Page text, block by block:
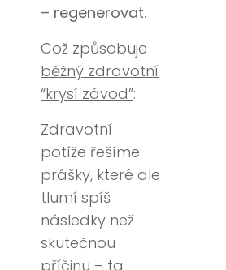
– regenerovat.
Což způsobuje
běžný zdravotní
“krysí závod”:
Zdravotní
potíže řešíme
prášky, které ale
tlumí spíš
následky než
skutečnou
příčinu – ta